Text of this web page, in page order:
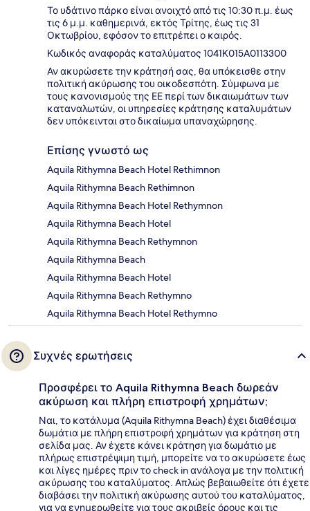
Το υδάτινο πάρκο είναι ανοιχτό από τις 10:30 π.μ. έως
τις 6 μ.μ. καθημερινά, εκτός Τρίτης, έως τις 31
Οκτωβρίου, εφόσον το επιτρέπει ο καιρός.
Κωδικός αναφοράς καταλύματος 1041Κ015A0113300
Αν ακυρώσετε την κράτησή σας, θα υπόκεισθε στην
πολιτική ακύρωσης του οικοδεσπότη. Σύμφωνα με
τους κανονισμούς της ΕΕ περί των δικαιωμάτων των
καταναλωτών, οι υπηρεσίες κράτησης καταλυμάτων
δεν υπόκεινται στο δικαίωμα υπαναχώρησης.
Επίσης γνωστό ως
Aquila Rithymna Beach Hotel Rethimnon
Aquila Rithymna Beach Rethimnon
Aquila Rithymna Beach Hotel Rethymnon
Aquila Rithymna Beach Hotel
Aquila Rithymna Beach Rethymnon
Aquila Rithymna Beach
Aquila Rithymna Beach Hotel
Aquila Rithymna Beach Rethymno
Aquila Rithymna Beach Hotel Rethymno
Συχνές ερωτήσεις
Προσφέρει το Aquila Rithymna Beach δωρεάν
ακύρωση και πλήρη επιστροφή χρημάτων;
Ναι, το κατάλυμα (Aquila Rithymna Beach) έχει διαθέσιμα
δωμάτια με πλήρη επιστροφή χρημάτων για κράτηση στη
σελίδα μας. Αν έχετε κάνει κράτηση για δωμάτιο με
πλήρως επιστρέψιμη τιμή, μπορείτε να το ακυρώσετε έως
και λίγες ημέρες πριν το check in ανάλογα με την πολιτική
ακύρωσης του καταλύματος. Απλώς βεβαιωθείτε ότι έχετε
διαβάσει την πολιτική ακύρωσης αυτού του καταλύματος,
για να ενημερωθείτε για τους ακριβείς όρους και τις